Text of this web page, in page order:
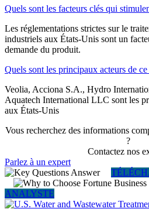
Quels sont les facteurs clés qui
Les réglementations strictes sur le
industriels aux États-Unis sont un
demande du produit.
Quels sont les principaux acteurs de ce
Veolia, Acciona S.A., Hydro
Aquatech International LLC sont les
aux États-Unis
Vous recherchez des informations
?
Contactez nos
Parlez à un expert
ANALYSTE